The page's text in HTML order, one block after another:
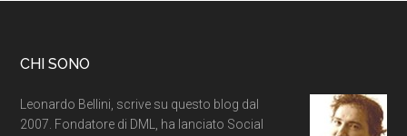
CHI SONO
Leonardo Bellini, scrive su questo blog dal
2007. Fondatore di DML, ha lanciato Social